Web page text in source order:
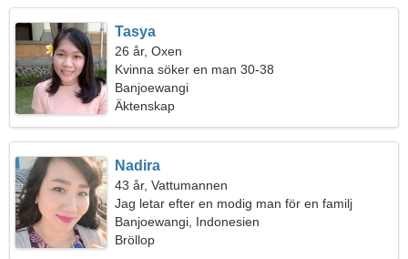
Tasya
26 år, Oxen
Kvinna söker en man 30-38
Banjoewangi
Äktenskap
Nadira
43 år, Vattumannen
Jag letar efter en modig man för en familj
Banjoewangi, Indonesien
Bröllop